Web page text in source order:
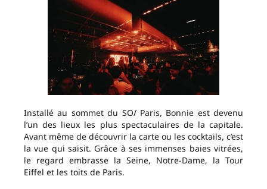
Installé au sommet du SO/ Paris, Bonnie est devenu
l’un des lieux les plus spectaculaires de la capitale.
Avant même de découvrir la carte ou les cocktails, c’est
la vue qui saisit. Grâce à ses immenses baies vitrées,
le regard embrasse la Seine, Notre-Dame, la Tour
Eiffel et les toits de Paris.